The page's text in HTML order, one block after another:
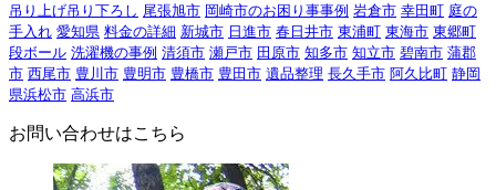
吊り上げ吊り下ろし 尾張旭市 岡崎市のお困り事事例 岩倉市 幸田町 庭の
手入れ 愛知県 料金の詳細 新城市 日進市 春日井市 東浦町 東海市 東郷町
段ボール 洗濯機の事例 清須市 瀬戸市 田原市 知多市 知立市 碧南市 蒲郡
市 西尾市 豊川市 豊明市 豊橋市 豊田市 遺品整理 長久手市 阿久比町 静岡
県浜松市 高浜市
お問い合わせはこちら